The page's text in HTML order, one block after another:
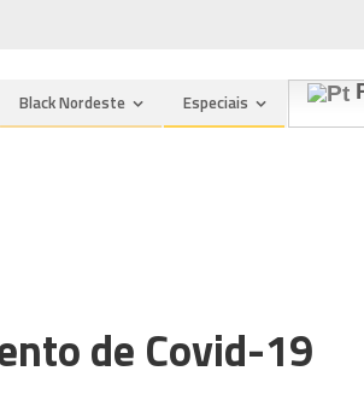
Black Nordeste Especiais
de Covid-19